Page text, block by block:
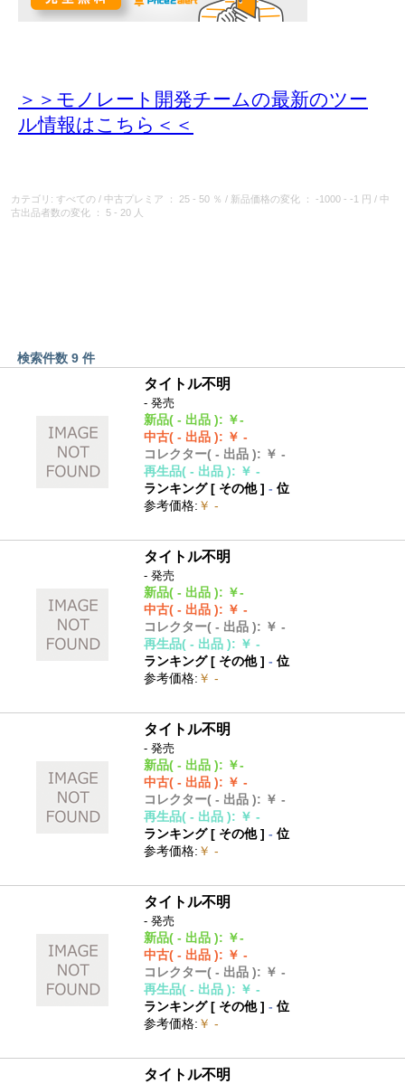
＞＞モノレート開発チームの最新のツー
ル情報はこちら＜＜
カテゴリ: すべての / 中古プレミア ： 25 - 50 ％ / 新品価格の変化 ： -1000 - -1 円 / 中
古出品者数の変化
： 5 - 20 人
検索件数 9 件
タイトル不明
- 発売
新品( - 出品 ): ￥-
中古( - 出品 ): ￥ -
コレクター( - 出品 ): ￥ -
再生品( - 出品 ): ￥ -
ランキング [ その他]- 位
参考価格: ￥ -
タイトル不明
- 発売
新品( - 出品 ): ￥-
中古( - 出品 ): ￥ -
コレクター( - 出品 ): ￥ -
再生品( - 出品 ): ￥ -
ランキング [ その他]- 位
参考価格: ￥ -
タイトル不明
- 発売
新品( - 出品 ): ￥-
中古( - 出品 ): ￥ -
コレクター( - 出品 ): ￥ -
再生品( - 出品 ): ￥ -
ランキング [ その他]- 位
参考価格: ￥ -
タイトル不明
- 発売
新品( - 出品 ): ￥-
中古( - 出品 ): ￥ -
コレクター( - 出品 ): ￥ -
再生品( - 出品 ): ￥ -
ランキング [ その他]- 位
参考価格: ￥ -
タイトル不明